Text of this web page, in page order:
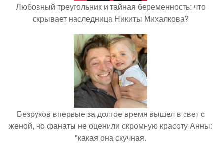
Любовный треугольник и тайная беременность: что
скрывает наследница Никиты Михалкова?
Безруков впервые за долгое время вышел в свет с
женой, но фанаты не оценили скромную красоту Анны:
"какая она скучная.